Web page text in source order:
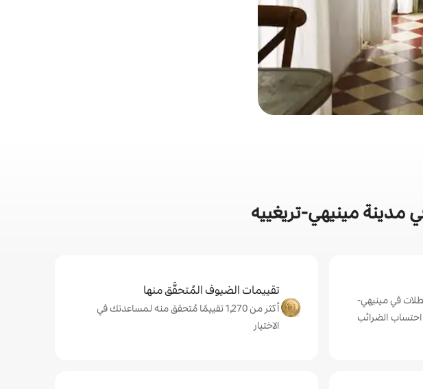
مدينة مينيهي-تريغييه
في مينيهي-
قبل احتساب الضرائب
تقييمات الضيوف المُتحقَّق منها
أكثر من 1,270 تقييمًا مُتحقق منه لمساعدتك في
الاختيار